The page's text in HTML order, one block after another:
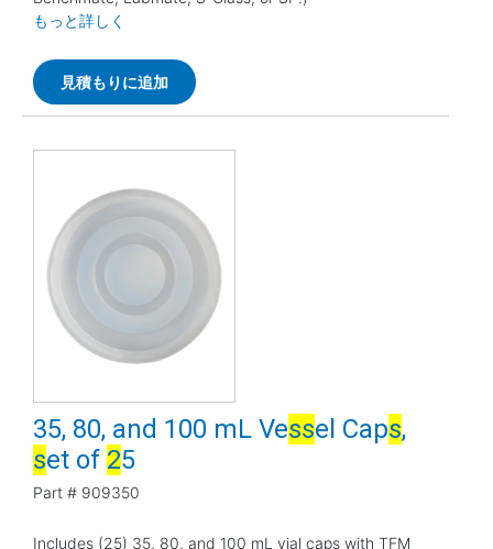
もっと詳しく
見積もりに追加
35, 80, and 100 mL Vessel Caps,
set of 25
Part # 909350
Includes (25) 35, 80, and 100 mL vial caps with TFM